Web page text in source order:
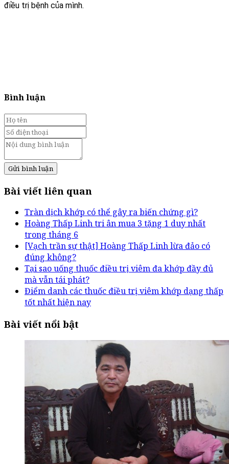
điều trị bệnh của mình.
Bình luận
Gửi bình luận
Bài viết liên quan
Tràn dịch khớp có thể gây ra biến chứng gì?
Hoàng Thấp Linh tri ân mua 3 tặng 1 duy nhất
trong tháng 6
[Vạch trần sự thật] Hoàng Thấp Linh lừa đảo có
đúng không?
Tại sao uống thuốc điều trị viêm đa khớp đầy đủ
mà vẫn tái phát?
Điểm danh các thuốc điều trị viêm khớp dạng thấp
tốt nhất hiện nay
Bài viết nổi bật